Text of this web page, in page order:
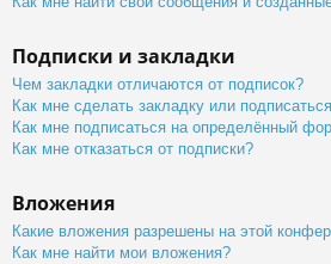
Подписки и закладки
Чем закладки отличаются от подписок?
Как мне сделать закладку или
Как мне подписаться на определённый
Как мне отказаться от подписки?
Вложения
Какие вложения разрешены на этой
Как мне найти мои вложения?